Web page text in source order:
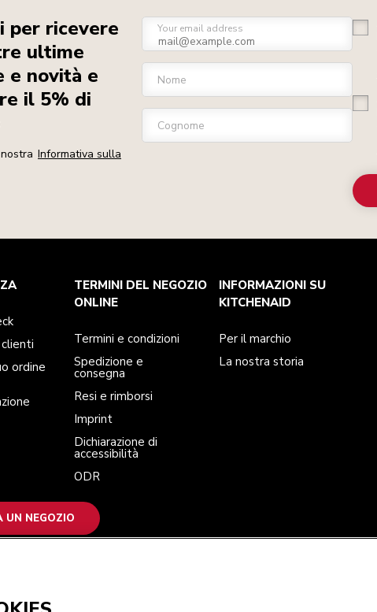
per ricevere
ultime
e novità e
il 5% di
Informativa sulla
Your email address
Nome
Cognome
accessibilità
ordine
TERMINI DEL NEGOZIO
ONLINE
Termini e condizioni
Spedizione e
consegna
Resi e rimborsi
Imprint
Dichiarazione di
accessibilità
ODR
INFORMAZIONI SU
KITCHENAID
Per il marchio
La nostra storia
UN NEGOZIO